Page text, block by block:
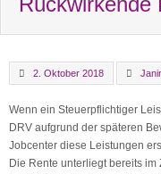
2. Oktober 2018
Wenn ein Steuerpflichtiger
DRV aufgrund der späteren
Jobcenter diese Leistungen
Die Rente unterliegt bereits